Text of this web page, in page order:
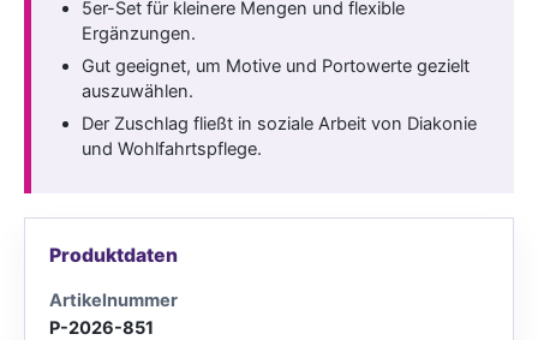
5er-Set für kleinere Mengen und flexible
Ergänzungen.
Gut geeignet, um Motive und Portowerte gezielt
auszuwählen.
Der Zuschlag fließt in soziale Arbeit von Diakonie
und Wohlfahrtspflege.
Produktdaten
Artikelnummer
P-2026-851